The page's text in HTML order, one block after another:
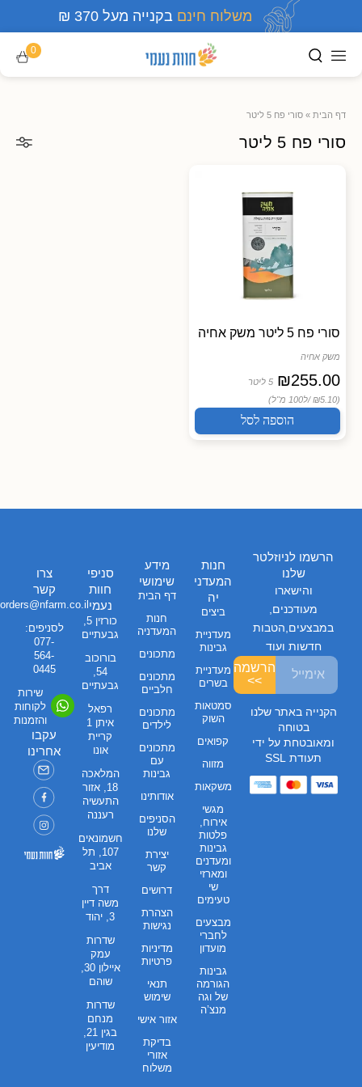
משלוח חינם בקנייה מעל 370 ₪
0
דף הבית » סורי פח 5 ליטר
סורי פח 5 ליטר
סורי פח 5 ליטר משק אחיה
משק אחיה
₪255.00
5 ליטר
(₪5.10 /
ל100 מ"ל)
הוספה לסל
חנות
המעדני
יה
ביצים
מעדניית
גבינות
מעדניית
בשרים
סמטאות
השוק
קפואים
מזווה
משקאות
מגשי
אירוח,
פלטות
גבינות
ומעדנים
ומארזי
שי
טעימים
מבצעים
לחברי
מועדון
גבינות
הגורמה
של וגה
מנצ’ה
מידע
שימושי
דף הבית
חנות
המעדניה
מתכונים
מתכונים
חלביים
מתכונים
לילדים
מתכונים
עם
גבינות
אודותינו
הסניפים
שלנו
יצירת
קשר
דרושים
הצהרת
נגישות
מדיניות
פרטיות
תנאי
שימוש
אזור אישי
בדיקת
אזורי
משלוח
סניפי
חוות
נעמי
כורזין 5,
גבעתיים
בורוכוב
54,
גבעתיים
רפאל
איתן 1
קריית
אונו
המלאכה
18, אזור
התעשיה
רעננה
חשמונאים
107, תל
אביב
דרך
משה דיין
3, יהוד
שדרות
עמק
שוהם
שדרות
מנחם
מודיעין
צרו
קשר
orders@nfarm.co.il
לסניפים:
077-
564-
0445
שירות
לקוחות
והזמנות
עקבו
אחרינו
הרשמו לניוזלטר
שלנו
והישארו
מעודכנים,
במבצעים,הטבות
חדשות ועוד
הרשמה
>>
הקנייה באתר שלנו
בטוחה
ומאובטחת על ידי
תעודת SSL